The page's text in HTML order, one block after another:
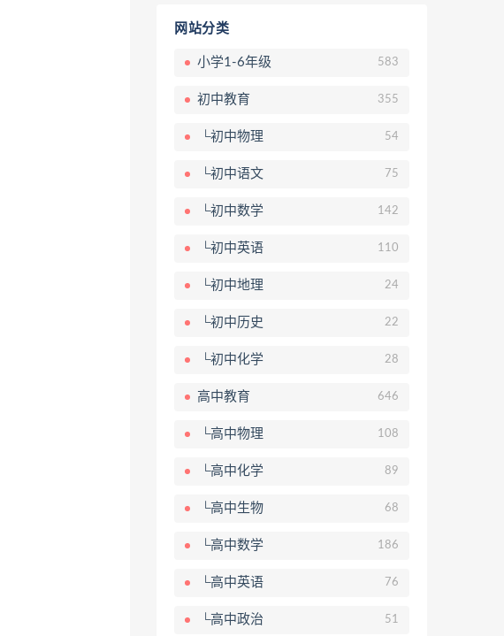
网站分类
小学1-6年级 583
初中教育 355
└初中物理 54
└初中语文 75
└初中数学 142
└初中英语 110
└初中地理 24
└初中历史 22
└初中化学 28
高中教育 646
└高中物理 108
└高中化学 89
└高中生物 68
└高中数学 186
└高中英语 76
└高中政治 51